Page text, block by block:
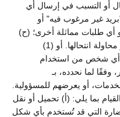
أو التسبب في إرسال أي
غير مرغوب فيه" أو
طلبات مماثلة أخرى؛ (ح)
انتحال شخصية أي شخص أو كيان آخر أو محاولة انتحالها. أو (1)
أي شخص من استخدام
وفقًا لما نحدده، بـ
بما يلي: (أ) تحميل أو نقل
التي قد تُستخدم بأي شكل